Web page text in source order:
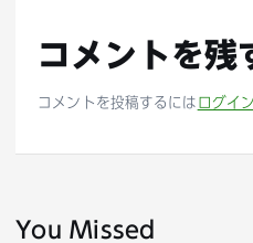
コメントを残
コメントを投稿するには ログイン
You Missed